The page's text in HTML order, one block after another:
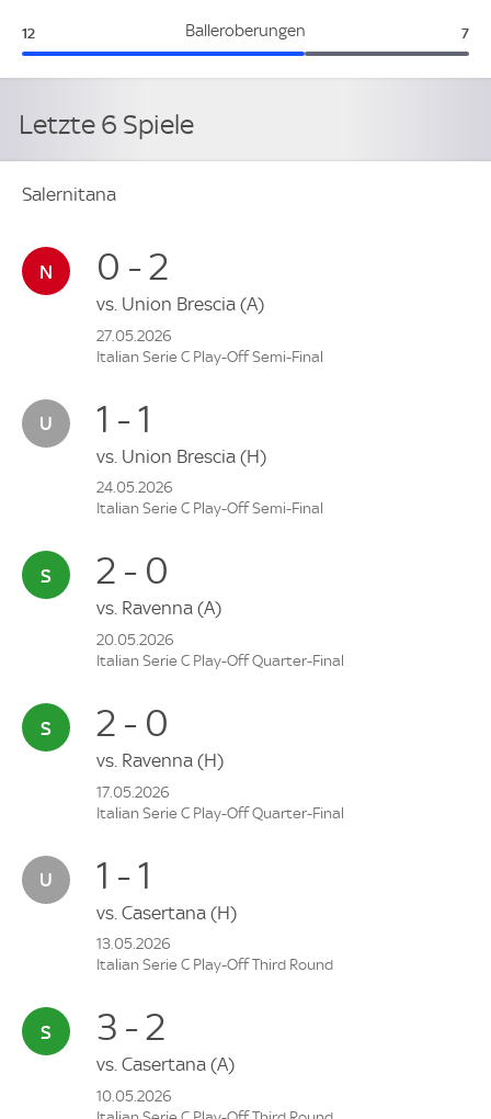
Balleroberungen
Salernitana:
12 7
Letzte 6 Spiele
Salernitana
0 - 2
vs. Union Brescia (A)
27.05.2026
Italian Serie C Play-Off Semi-Final
1 - 1
vs. Union Brescia (H)
24.05.2026
Italian Serie C Play-Off Semi-Final
2 - 0
vs. Ravenna (A)
20.05.2026
Italian Serie C Play-Off Quarter-Final
2 - 0
vs. Ravenna (H)
17.05.2026
Italian Serie C Play-Off Quarter-Final
1 - 1
vs. Casertana (H)
13.05.2026
Italian Serie C Play-Off Third Round
3 - 2
vs. Casertana (A)
10.05.2026